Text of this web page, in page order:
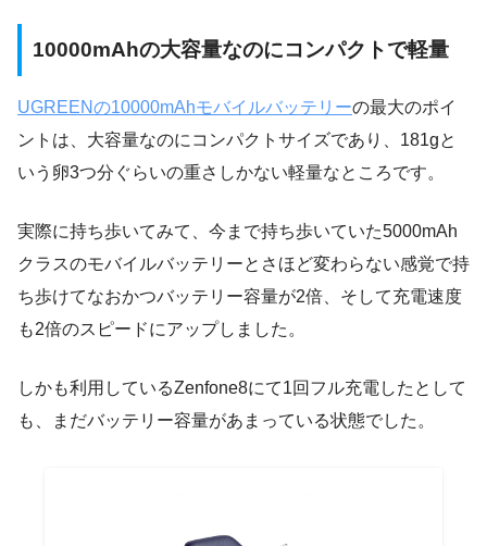
10000mAhの大容量なのにコンパクトで軽量
UGREENの10000mAhモバイルバッテリーの最大のポイ
ントは、大容量なのにコンパクトサイズであり、181gと
いう卵3つ分ぐらいの重さしかない軽量なところです。
実際に持ち歩いてみて、今まで持ち歩いていた5000mAh
クラスのモバイルバッテリーとさほど変わらない感覚で持
ち歩けてなおかつバッテリー容量が2倍、そして充電速度
も2倍のスピードにアップしました。
しかも利用しているZenfone8にて1回フル充電したとして
も、まだバッテリー容量があまっている状態でした。